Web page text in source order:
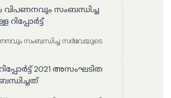
സംബന്ധിച്ച
റിപ്പോർട്ട്
സംബന്ധിച്ച സർവേയുടെ
2021 അസംഘടിത